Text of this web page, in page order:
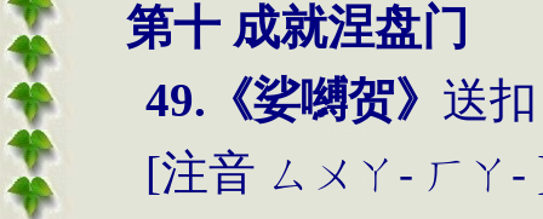
第十 成就涅盘门
49. 《娑嚩贺》 送扣
[注音 ㄙㄨㄚ - ㄏㄚ -